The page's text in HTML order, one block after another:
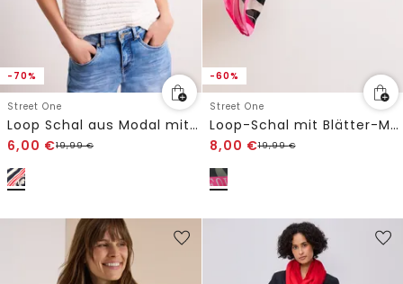
-70%
Street One
Loop Schal aus Modal mit Print
6,00 €19,99€
-60%
Street One
Loop-Schal mit Blätter-Muster
8,00 €19,99€